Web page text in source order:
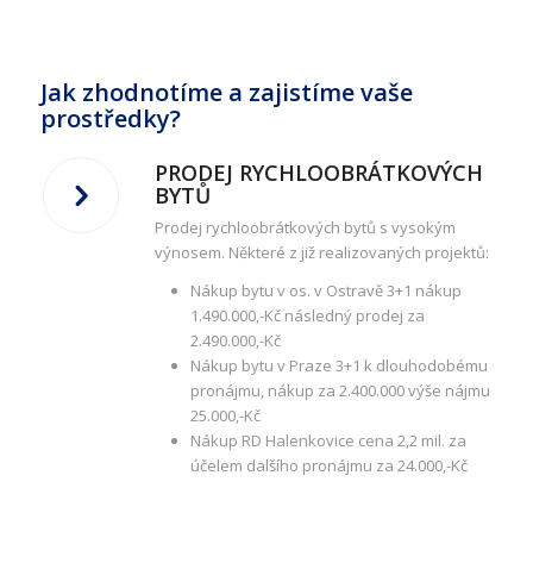
Jak zhodnotíme a zajistíme vaše
prostředky?
PRODEJ RYCHLOOBRÁTKOVÝCH
BYTŮ
Prodej rychloobrátkových bytů s vysokým
výnosem. Některé z již realizovaných projektů:
Nákup bytu v os. v Ostravě 3+1 nákup
1.490.000,-Kč následný prodej za
2.490.000,-Kč
Nákup bytu v Praze 3+1 k dlouhodobému
pronájmu, nákup za 2.400.000 výše nájmu
25.000,-Kč
Nákup RD Halenkovice cena 2,2 mil. za
účelem dalšího pronájmu za 24.000,-Kč